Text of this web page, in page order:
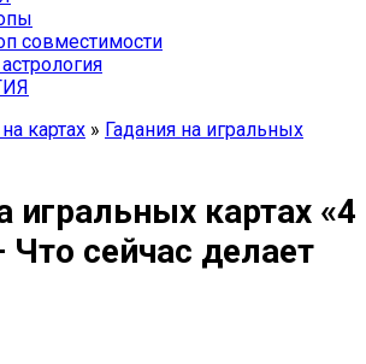
cовместимости
картах » Гадания на игральных
игральных картах «4
сейчас делает